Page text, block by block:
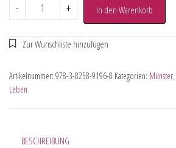
- + In den Warenkorb
Artikelnummer: 978-3-8258-9196-8 Kategorien: Münster,
Leben
BESCHREIBUNG